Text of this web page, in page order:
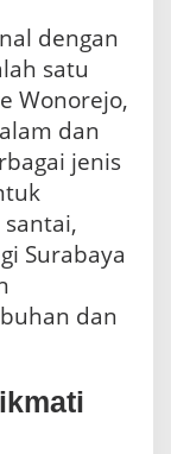
dengan
satu
Wonorejo,
dan
jenis
Surabaya
dan